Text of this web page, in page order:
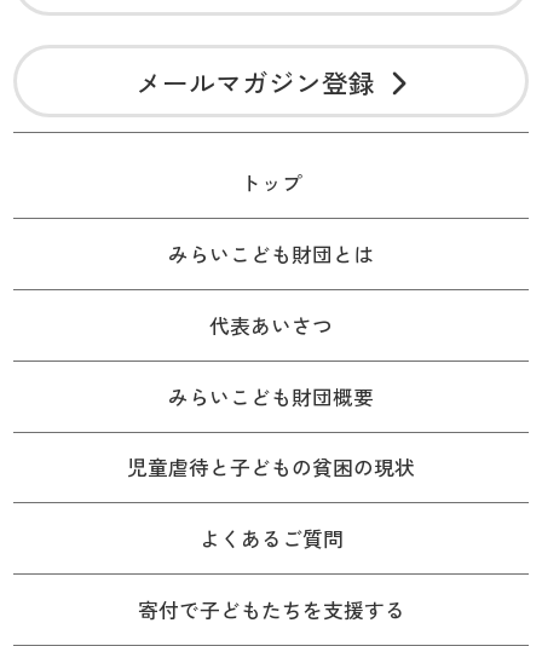
メールマガジン登録
トップ
みらいこども財団とは
代表あいさつ
みらいこども財団概要
児童虐待と子どもの貧困の現状
よくあるご質問
寄付で子どもたちを支援する